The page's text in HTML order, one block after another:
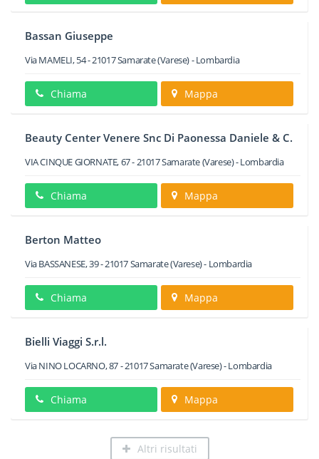
Bassan Giuseppe
Via MAMELI, 54-21017Samarate(Varese) -Lombardia
Chiama Mappa
Beauty Center Venere Snc Di Paonessa Daniele & C.
VIA CINQUE GIORNATE, 67-21017Samarate(Varese) -Lombardia
Chiama Mappa
Berton Matteo
Via BASSANESE, 39-21017Samarate(Varese) - Lombardia
Chiama Mappa
Bielli Viaggi S.r.l.
Via NINO LOCARNO, 87-21017Samarate(Varese) -Lombardia
Chiama Mappa
Altri risultati